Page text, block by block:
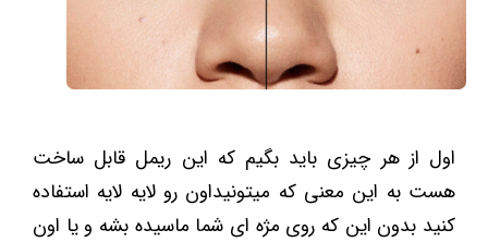
اول از هر چیزی باید بگیم که این ریمل قابل ساخت
هست به این معنی که میتونیداون رو لایه لایه استفاده
کنید بدون این که روی مژه ای شما ماسیده بشه و یا اون